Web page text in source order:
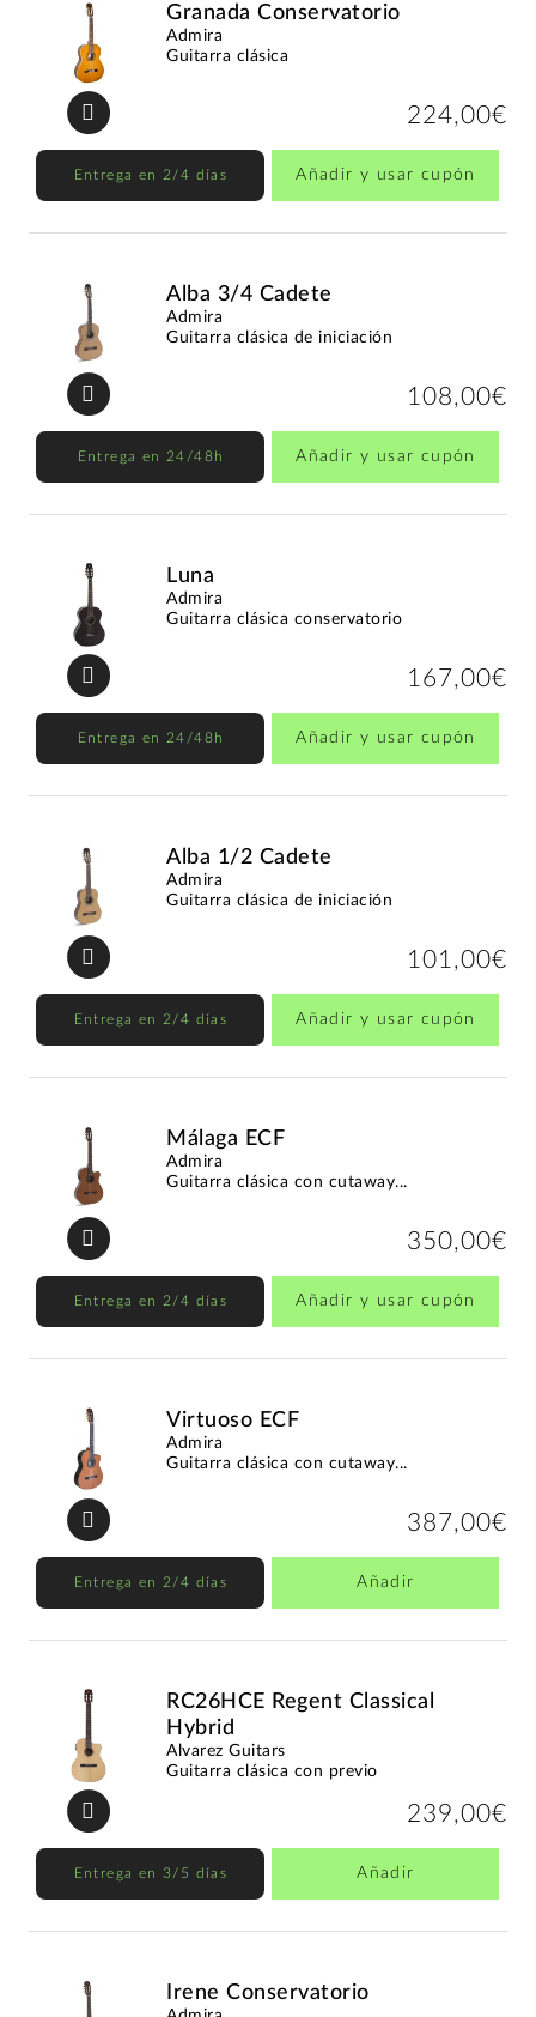
Granada Conservatorio
Admira
Guitarra clásica
224,00€
Entrega en 2/4 días Añadir y usar cupón
Alba 3/4 Cadete
Admira
Guitarra clásica de iniciación
108,00€
Entrega en 24/48h Añadir y usar cupón
Luna
Admira
Guitarra clásica conservatorio
167,00€
Entrega en 24/48h Añadir y usar cupón
Alba 1/2 Cadete
Admira
Guitarra clásica de iniciación
101,00€
Entrega en 2/4 días Añadir y usar cupón
Málaga ECF
Admira
Guitarra clásica con cutaway...
350,00€
Entrega en 2/4 días Añadir y usar cupón
Virtuoso ECF
Admira
Guitarra clásica con cutaway...
387,00€
Entrega en 2/4 días Añadir
RC26HCE Regent Classical
Hybrid
Alvarez Guitars
Guitarra clásica con previo
239,00€
Entrega en 3/5 días Añadir
Irene Conservatorio